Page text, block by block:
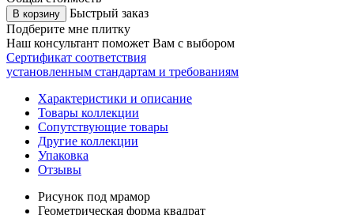
В корзину
Быстрый заказ
Подберите мне плитку
Наш консультант поможет Вам с выбором
Сертификат соответствия
установленным стандартам и требованиям
Характеристики и описание
Товары коллекции
Сопутствующие товары
Другие коллекции
Упаковка
Отзывы
Рисунок под мрамор
Геометрическая форма квадрат